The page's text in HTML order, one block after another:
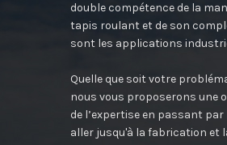
double compétence de la
tapis roulant et de son
sont les applications
Quelle que soit votre
nous vous proposerons une
de l’expertise en passant
aller jusqu'à la fabrication et